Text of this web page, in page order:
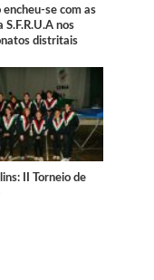
encheu-se com as
S.F.R.U.A nos
distritais
II Torneio de